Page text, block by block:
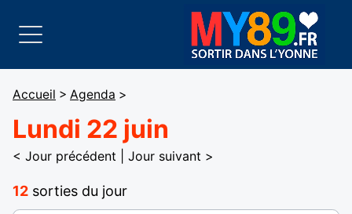
Accueil > Agenda >
Lundi 22 juin
< Jour précédent Jour suivant >
12 sorties du jour